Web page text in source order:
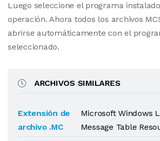
Luego seleccione el programa
operación. Ahora todos los archivos
abrirse automáticamente con el
seleccionado.
ARCHIVOS SIMILARES
Extensión de
archivo .MC
Microsoft Windows
Message Table